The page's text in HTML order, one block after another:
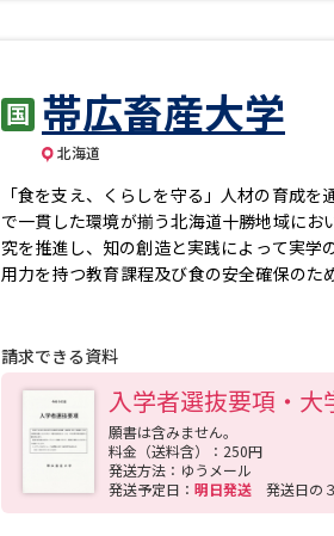
帯広畜産大学
北海道
「食を支え、くらしを守る」人材の育成
で一貫した環境が揃う北海道十勝地域に
究を推進し、知の創造と実践によって実学
用力を持つ教育課程及び食の安全確保の
会の要請に即した農学系人材を育成する
ズに即した共同研究・人材育成
請求できる資料
入学者選抜要項・大
願書は含みません。
料金（送料含）：250円
発送方法：ゆうメール
発送予定日： 明日発送 発送日の